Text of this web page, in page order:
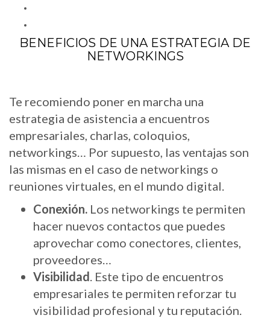
BENEFICIOS DE UNA ESTRATEGIA DE
NETWORKINGS
Te recomiendo poner en marcha una
estrategia de asistencia a encuentros
empresariales, charlas, coloquios,
networkings… Por supuesto, las ventajas son
las mismas en el caso de networkings o
reuniones virtuales, en el mundo digital.
Conexión. Los networkings te permiten
hacer nuevos contactos que puedes
aprovechar como conectores, clientes,
proveedores…
Visibilidad. Este tipo de encuentros
empresariales te permiten reforzar tu
visibilidad profesional y tu reputación.